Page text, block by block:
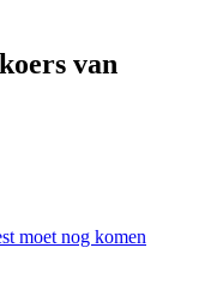
van
moet nog komen